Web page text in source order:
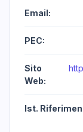
Email:
PEC:
Sito
Web:
Ist.